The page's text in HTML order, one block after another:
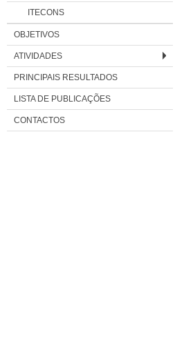
ITECONS
OBJETIVOS
ATIVIDADES
PRINCIPAIS RESULTADOS
LISTA DE PUBLICAÇÕES
CONTACTOS